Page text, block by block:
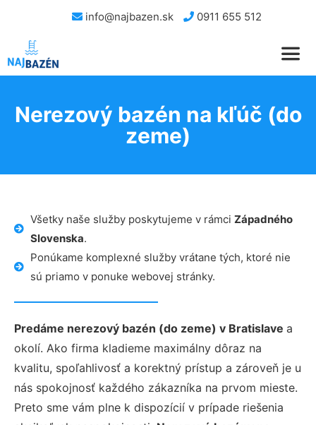
info@najbazen.sk 0911 655 512
Nerezový bazén na kľúč (do
zeme)
Všetky naše služby poskytujeme v rámci Západného
Slovenska.
Ponúkame komplexné služby vrátane tých, ktoré nie
sú priamo v ponuke webovej stránky.
Predáme nerezový bazén (do zeme) v Bratislave a
okolí. Ako firma kladieme maximálny dôraz na
kvalitu, spoľahlivosť a korektný prístup a zároveň je u
nás spokojnosť každého zákazníka na prvom mieste.
Preto sme vám plne k dispozícií v prípade riešenia